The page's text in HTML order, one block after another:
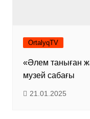
OrtalyqTV
«Әлем таныған
музей сабағы
21.01.2025